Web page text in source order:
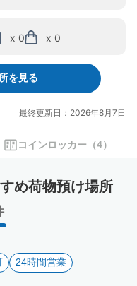
x 0 x 0
を見る
最終更新日：2026年8月7日
コインロッカー （4）
め荷物預け場所
24時間営業